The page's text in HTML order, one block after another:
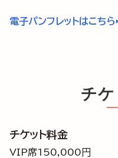
電子パンフレットはこちら
チ
チケット料金
VIP席150,000円